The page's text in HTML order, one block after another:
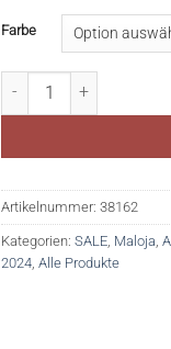
Farbe
TraunseeM. Menge
Artikelnummer: 38162
Kategorien: SALE Maloja
2024 Alle Produkte